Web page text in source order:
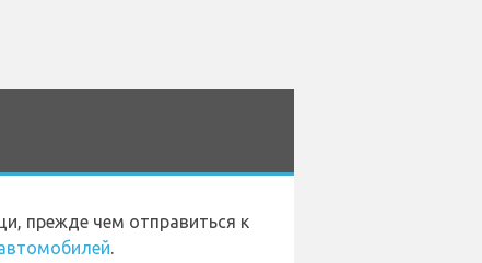
прежде чем отправиться к
.